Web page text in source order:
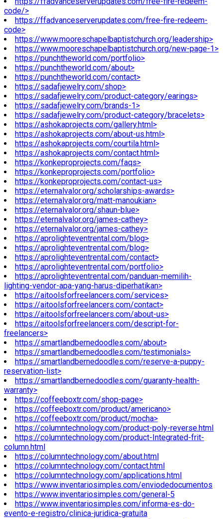
code/>
https://ffadvanceserverupdates.com/free-fire-redeem-
code>
https://www.mooreschapelbaptistchurch.org/leadership>
https://www.mooreschapelbaptistchurch.org/new-page-1>
https://punchtheworld.com/portfolio>
https://punchtheworld.com/about>
https://punchtheworld.com/contact>
https://sadafjewelry.com/shop>
https://sadafjewelry.com/product-category/earings>
https://sadafjewelry.com/brands-1>
https://sadafjewelry.com/product-category/bracelets>
https://ashokaprojects.com/gallery.html>
https://ashokaprojects.com/about-us.html>
https://ashokaprojects.com/courtila.html>
https://ashokaprojects.com/contact.html>
https://konkeproprojects.com/faqs>
https://konkeproprojects.com/portfolio>
https://konkeproprojects.com/contact-us>
https://eternalvalor.org/scholarships-awards>
https://eternalvalor.org/matt-manoukian>
https://eternalvalor.org/shaun-blue>
https://eternalvalor.org/james-cathey>
https://eternalvalor.org/james-cathey>
https://aprolighteventrental.com/blog>
https://aprolighteventrental.com/blog>
https://aprolighteventrental.com/contact>
https://aprolighteventrental.com/portfolio>
https://aprolighteventrental.com/panduan-memilih-
lighting-vendor-apa-yang-harus-diperhatikan>
https://aitoolsforfreelancers.com/services>
https://aitoolsforfreelancers.com/contact>
https://aitoolsforfreelancers.com/about-us>
https://aitoolsforfreelancers.com/descript-for-
freelancers>
https://smartlandbernedoodles.com/about>
https://smartlandbernedoodles.com/testimonials>
https://smartlandbernedoodles.com/reserve-a-puppy-
reservation-list>
https://smartlandbernedoodles.com/guaranty-health-
warranty>
https://coffeeboxtr.com/shop-page>
https://coffeeboxtr.com/product/americano>
https://coffeeboxtr.com/product/mocha>
https://columntechnology.com/product-poly-reverse.html
https://columntechnology.com/product-Integrated-frit-
column.html
https://columntechnology.com/about.html
https://columntechnology.com/contact.html
https://columntechnology.com/applications.html
https://www.inventariosimples.com/enviodedocumentos
https://www.inventariosimples.com/general-5
https://www.inventariosimples.com/informa-es-do-
evento-e-registro/clinica-juridica-gratuita